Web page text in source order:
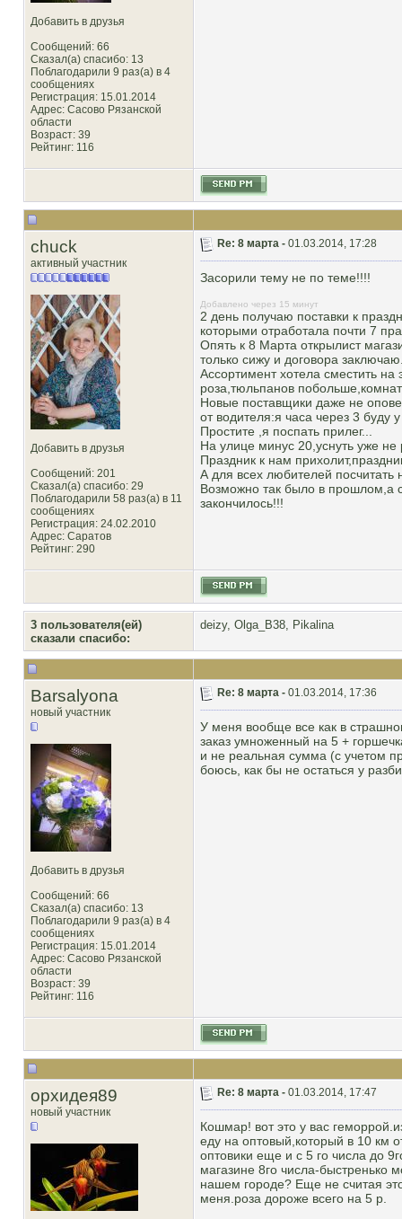
Добавить в друзья
Сообщений: 66
Сказал(а) спасибо: 13
Поблагодарили 9 раз(а) в 4
сообщениях
Регистрация: 15.01.2014
Адрес: Сасово Рязанской
области
Возраст: 39
Рейтинг: 116
chuck
активный участник
Добавить в друзья
Сообщений: 201
Сказал(а) спасибо: 29
Поблагодарили 58 раз(а) в 11
сообщениях
Регистрация: 24.02.2010
Адрес: Саратов
Рейтинг: 290
Re: 8 марта - 01.03.2014, 17:28
Засорили тему не по теме!!!!
Добавлено через 15 минут
2 день получаю поставки к
которыми отработала почти 7
Опять к 8 Марта открылист
только сижу и договора
Ассортимент хотела сместить
роза,тюльпанов
Новые поставщики даже не
от водителя:я часа через 3 буду
Простите ,я поспать прилег...
На улице минус 20,уснуть уже
Праздник к нам
А для всех любителей
Возможно так было в прошлом,а
закончилось!!!
3 пользователя(ей)
сказали cпасибо:
deizy, Olga_B38, Pikalina
Barsalyona
новый участник
Добавить в друзья
Сообщений: 66
Сказал(а) спасибо: 13
Поблагодарили 9 раз(а) в 4
сообщениях
Регистрация: 15.01.2014
Адрес: Сасово Рязанской
области
Возраст: 39
Рейтинг: 116
Re: 8 марта - 01.03.2014, 17:36
У меня вообще все как в
заказ умноженный на 5 +
и не реальная сумма (с учетом
боюсь, как бы не остаться у
орхидея89
новый участник
Re: 8 марта - 01.03.2014, 17:47
Кошмар! вот это у вас
еду на оптовый,который в 10 км
оптовики еще и с 5 го числа до
магазине 8го числа-быстренько
нашем городе? Еще не считая
меня.роза дороже всего на 5 р.